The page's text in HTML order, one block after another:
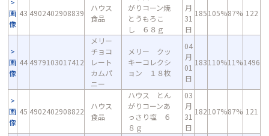
画
像
43 4902402908839
ハウス
食品
がりコーン焼
とうもろこ
し ６８ｇ
月
31
日
185105%87% 122
画
像
44 4979103017412
メリー
チョコ
レート
カムパ
ニー
メリー クッ
キーコレクシ
ョン １８枚
04
月
01
日
183110%11%1496
画
像
45 4902402908822
ハウス
食品
ハウス とん
がりコーンあ
っさり塩 ６
８ｇ
03
月
31
日
182107%87% 121